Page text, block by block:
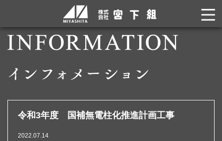
令和3年度 国補無電柱化推進計画工事
2022.07.14